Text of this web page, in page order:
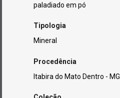
paladiado em pó
Tipologia
Mineral
Procedência
Itabira do Mato Dentro - MG